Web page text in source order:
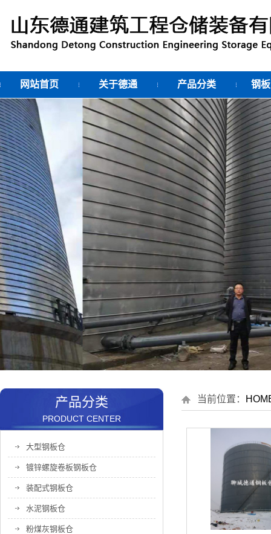
网站首页 关于德通 产品分类 钢
产品分类
PRODUCT CENTER
大型钢板仓
镀锌螺旋卷板钢板仓
装配式钢板仓
水泥钢板仓
粉煤灰钢板仓
当前位置：